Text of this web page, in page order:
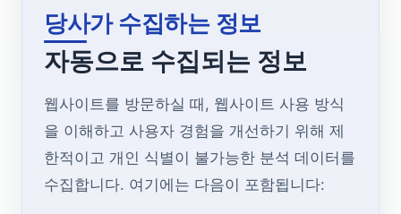
당사가 수집하는 정보
자동으로 수집되는 정보
웹사이트를 방문하실 때, 웹사이트 사용 방식
을 이해하고 사용자 경험을 개선하기 위해 제
한적이고 개인 식별이 불가능한 분석 데이터를
수집합니다. 여기에는 다음이 포함됩니다: